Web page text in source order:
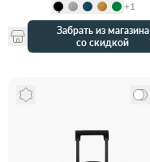
+1
Забрать из магазина
со скидкой